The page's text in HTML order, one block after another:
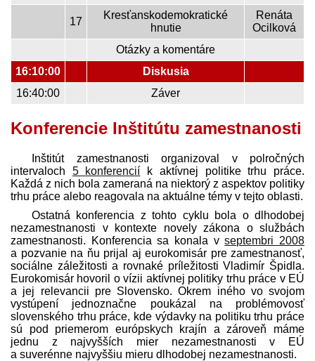
17
Kresťanskodemokratické
hnutie
Renáta
Ocilková
Otázky a komentáre
16:10:00
Diskusia
16:40:00
Záver
Konferencie Inštitútu zamestnanosti
Inštitút zamestnanosti organizoval v polročných
intervaloch 5 konferencií k aktívnej politike trhu práce.
Každá z nich bola zameraná na niektorý z aspektov politiky
trhu práce alebo reagovala na aktuálne témy v tejto oblasti.
Ostatná konferencia z tohto cyklu bola o dlhodobej
nezamestnanosti v kontexte novely zákona o službách
zamestnanosti. Konferencia sa konala vseptembri 2008
a pozvanie na ňu prijal aj eurokomisár pre zamestnanosť,
sociálne záležitosti a rovnaké príležitosti Vladimír Špidla.
Eurokomisár hovoril o vízii aktívnej politiky trhu práce v EÚ
a jej relevancii pre Slovensko. Okrem iného vo svojom
vystúpení jednoznačne poukázal na problémovosť
slovenského trhu práce, kde výdavky na politiku trhu práce
sú pod priemerom európskych krajín a zároveň máme
jednu z najvyšších mier nezamestnanosti v EÚ
a suverénne najvyššiu mieru dlhodobej nezamestnanosti.